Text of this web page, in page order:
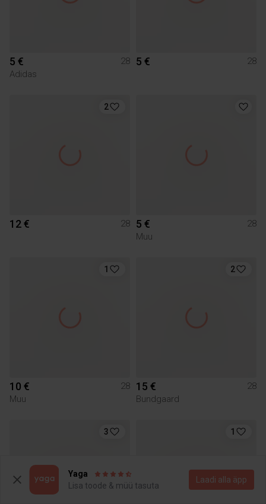
5 €
28
Adidas
5 € 28
2
12 € 28 5 €
28
Muu
1
10 €
28
Muu
2
15 €
28
Bundgaard
3 1
Yaga
Lisa toode & müü tasuta
Laadi alla äpp